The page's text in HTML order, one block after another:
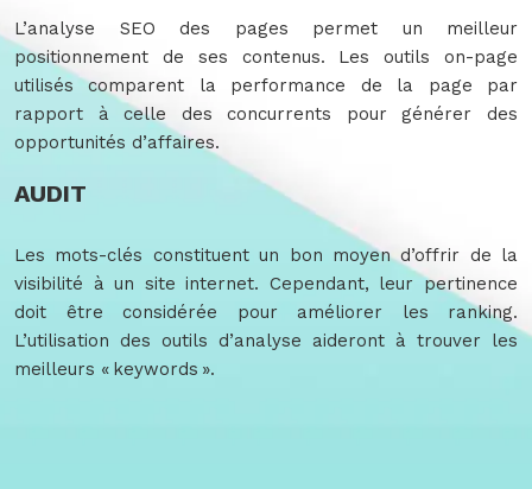
L’analyse SEO des pages permet un meilleur
positionnement de ses contenus. Les outils on-page
utilisés comparent la performance de la page par
rapport à celle des concurrents pour générer des
opportunités d’affaires.
AUDIT
Les mots-clés constituent un bon moyen d’offrir de la
visibilité à un site internet. Cependant, leur pertinence
doit être considérée pour améliorer les ranking.
L’utilisation des outils d’analyse aideront à trouver les
meilleurs « keywords ».